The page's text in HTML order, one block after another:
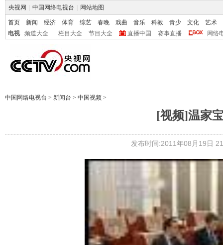
央视网 中国网络电视台 网站地图
首页 新闻 经济 体育 综艺 春晚 戏曲 音乐 科教 青少 文化
艺术
电视
频道大全 栏目大全 节目大全 直播中国 赛事直播 网络
中国网络电视台 > 新闻台 > 中国视频 >
[视频]温家
发布时间:2011年08月19日